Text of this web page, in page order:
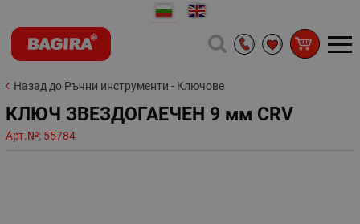
Назад до Ръчни инструменти - Ключове
КЛЮЧ ЗВЕЗДОГАЕЧЕН 9 мм CRV
Арт.№: 55784